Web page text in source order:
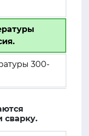
300-
сварку.